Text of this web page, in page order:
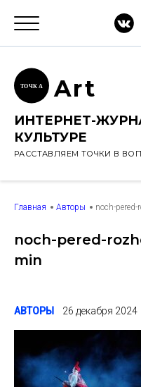
ТОЧК А Art
ИНТЕРНЕТ-
КУЛЬТУРЕ
РАССТАВЛЯЕМ ТОЧКИ В
Главная Авторы noch-
noch-pered-
min
АВТОРЫ 26 декабря 2024